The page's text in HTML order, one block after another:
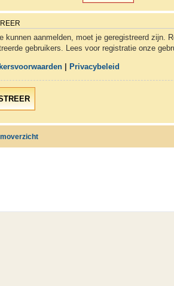
kunnen aanmelden, moet je geregistreerd zijn.
gebruikers. Lees voor registratie onze
Privacybeleid